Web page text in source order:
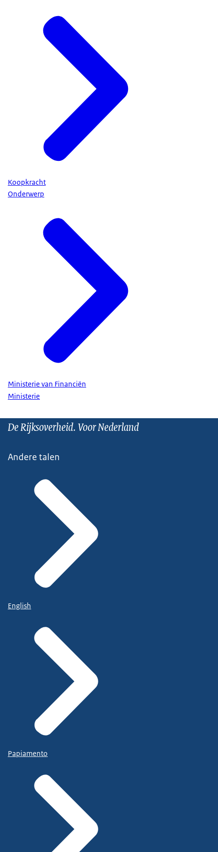
Koopkracht
Onderwerp
Ministerie van Financiën
Ministerie
De Rijksoverheid. Voor Nederland
Andere talen
English
Papiamento